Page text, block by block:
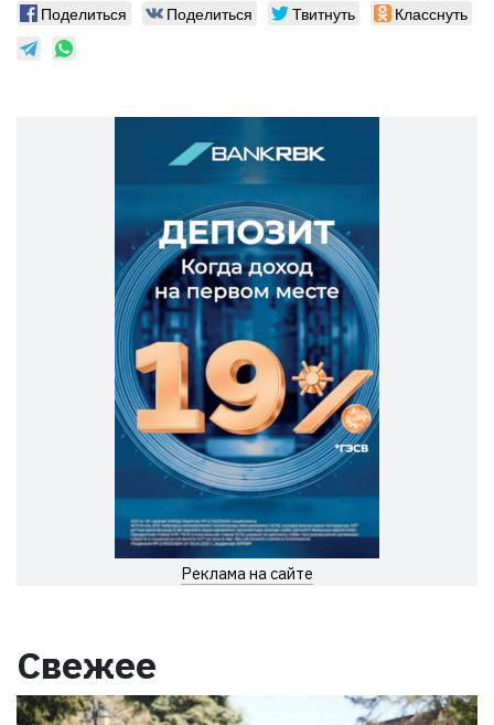
Поделиться Поделиться Твитнуть Класснуть
Реклама на сайте
Свежее